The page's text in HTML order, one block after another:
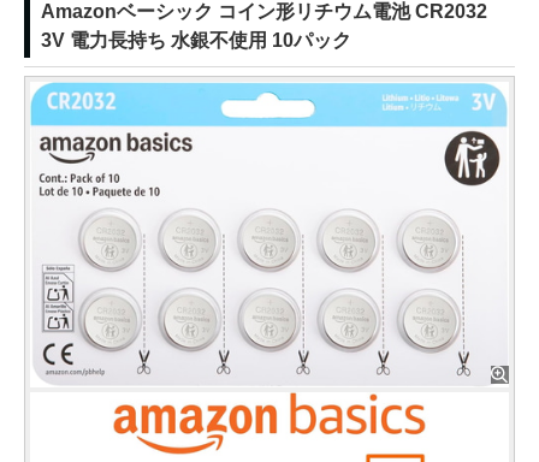
Amazonベーシック コイン形リチウム電池 CR2032
3V 電力長持ち 水銀不使用 10パック